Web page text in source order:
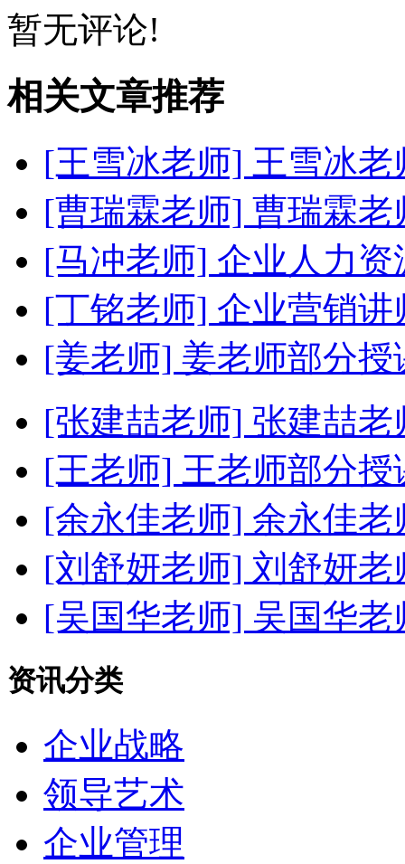
暂无评论!
相关文章推荐
[王雪冰老师] 王雪冰老
[曹瑞霖老师] 曹瑞霖老
[马冲老师] 企业人力
[丁铭老师] 企业营销
[姜老师] 姜老师部分授
[张建喆老师] 张建喆老
[王老师] 王老师部分
[余永佳老师] 余永佳老
[刘舒妍老师] 刘舒妍老
[吴国华老师] 吴国华老
资讯分类
企业战略
领导艺术
企业管理